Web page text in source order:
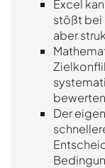
Excel
stößt bei
aber
Der